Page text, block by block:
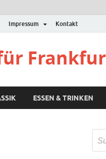
Impressum Kontakt
ESSEN & TRINKEN